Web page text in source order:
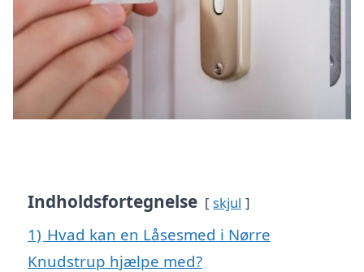
Indholdsfortegnelse skjul
1) Hvad kan en Låsesmed i Nørre
Knudstrup hjælpe med?